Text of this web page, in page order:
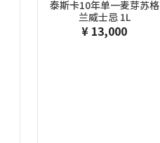
泰斯卡10年单一麦芽苏格
兰威士忌 1L
¥ 13,000